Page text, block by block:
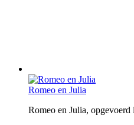
Romeo en Julia
Romeo en Julia, opgevoerd